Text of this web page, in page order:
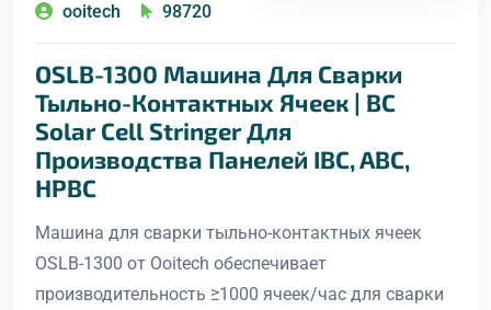
ooitech
98720
OSLB-1300 Машина Для Сварки
Тыльно-Контактных Ячеек | BC
Solar Cell Stringer Для
Производства Панелей IBC, ABC,
HPBC
Машина для сварки тыльно-контактных ячеек
OSLB-1300 от Ooitech обеспечивает
производительность ≥1000 ячеек/час для сварки